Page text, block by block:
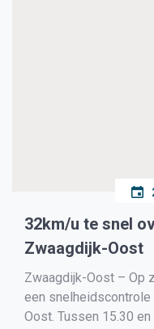
32km/u te snel
Zwaagdijk-Oost
Zwaagdijk-Oost – Op
een
Oost. Tussen 15.30